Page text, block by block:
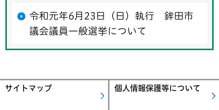
令和元年6月23日（日）執行 鉾田市
議会議員一般選挙について
サイトマップ 個人情報保護等について